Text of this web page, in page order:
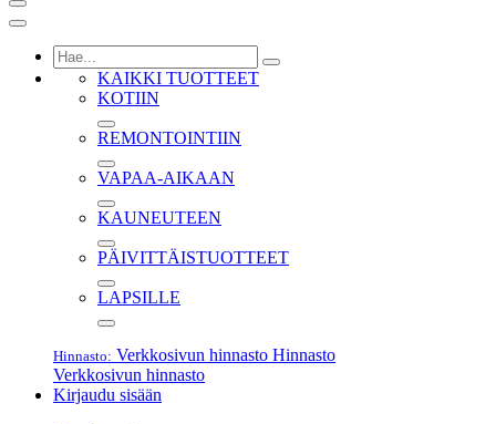
KAIKKI TUOTTEET
KOTIIN
REMONTOINTIIN
VAPAA-AIKAAN
KAUNEUTEEN
PÄIVITTÄISTUOTTEET
LAPSILLE
Hinnasto: Verkkosivun hinnasto Hinnasto
Verkkosivun hinnasto
Kirjaudu sisään